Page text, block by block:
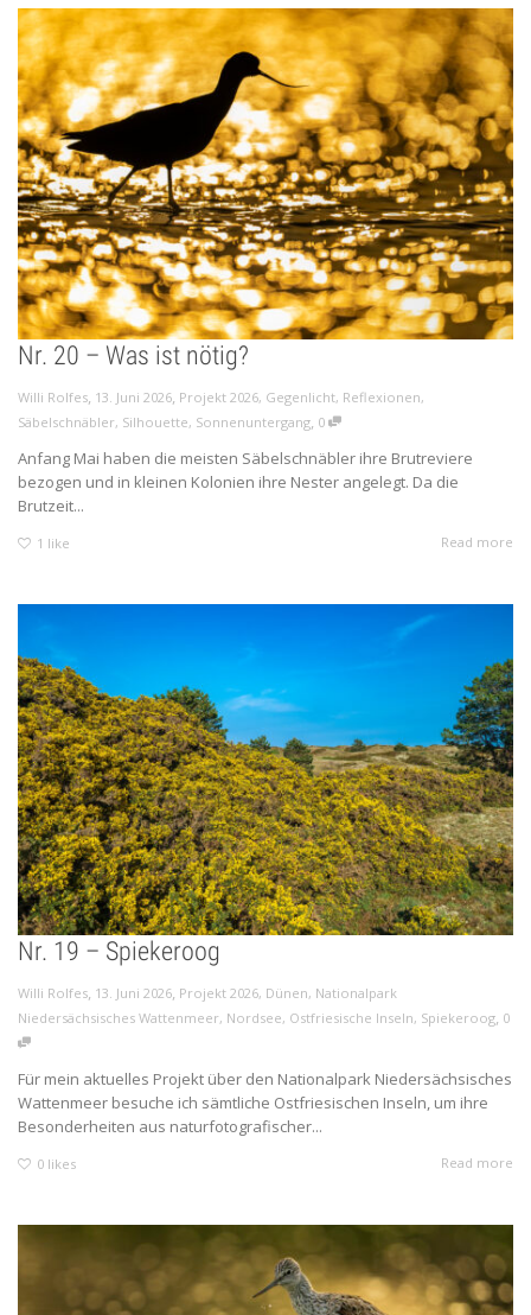
Nr. 20 – Was ist nötig?
Willi Rolfes, 13. Juni 2026, Projekt 2026, Gegenlicht, Reflexionen,
Säbelschnäbler, Silhouette, Sonnenuntergang, 0
Anfang Mai haben die meisten Säbelschnäbler ihre Brutreviere
bezogen und in kleinen Kolonien ihre Nester angelegt. Da die
Brutzeit...
1 like Read more
Nr. 19 – Spiekeroog
Willi Rolfes 13. Juni 2026 Projekt 2026, Dünen, Nationalpark
Niedersächsisches Wattenmeer, Nordsee, Ostfriesische Inseln, Spiekeroog 0
Für mein aktuelles Projekt über den Nationalpark Niedersächsisches
Wattenmeer besuche ich sämtliche Ostfriesischen Inseln, um ihre
Besonderheiten aus naturfotografischer...
0 likes Read more